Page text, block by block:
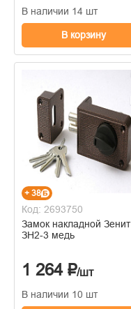
В наличии 14 шт
В корзину
+ 38
Код: 2693750
Замок накладной Зенит
ЗН2-3 медь
1 264 ₽/шт
В наличии 10 шт